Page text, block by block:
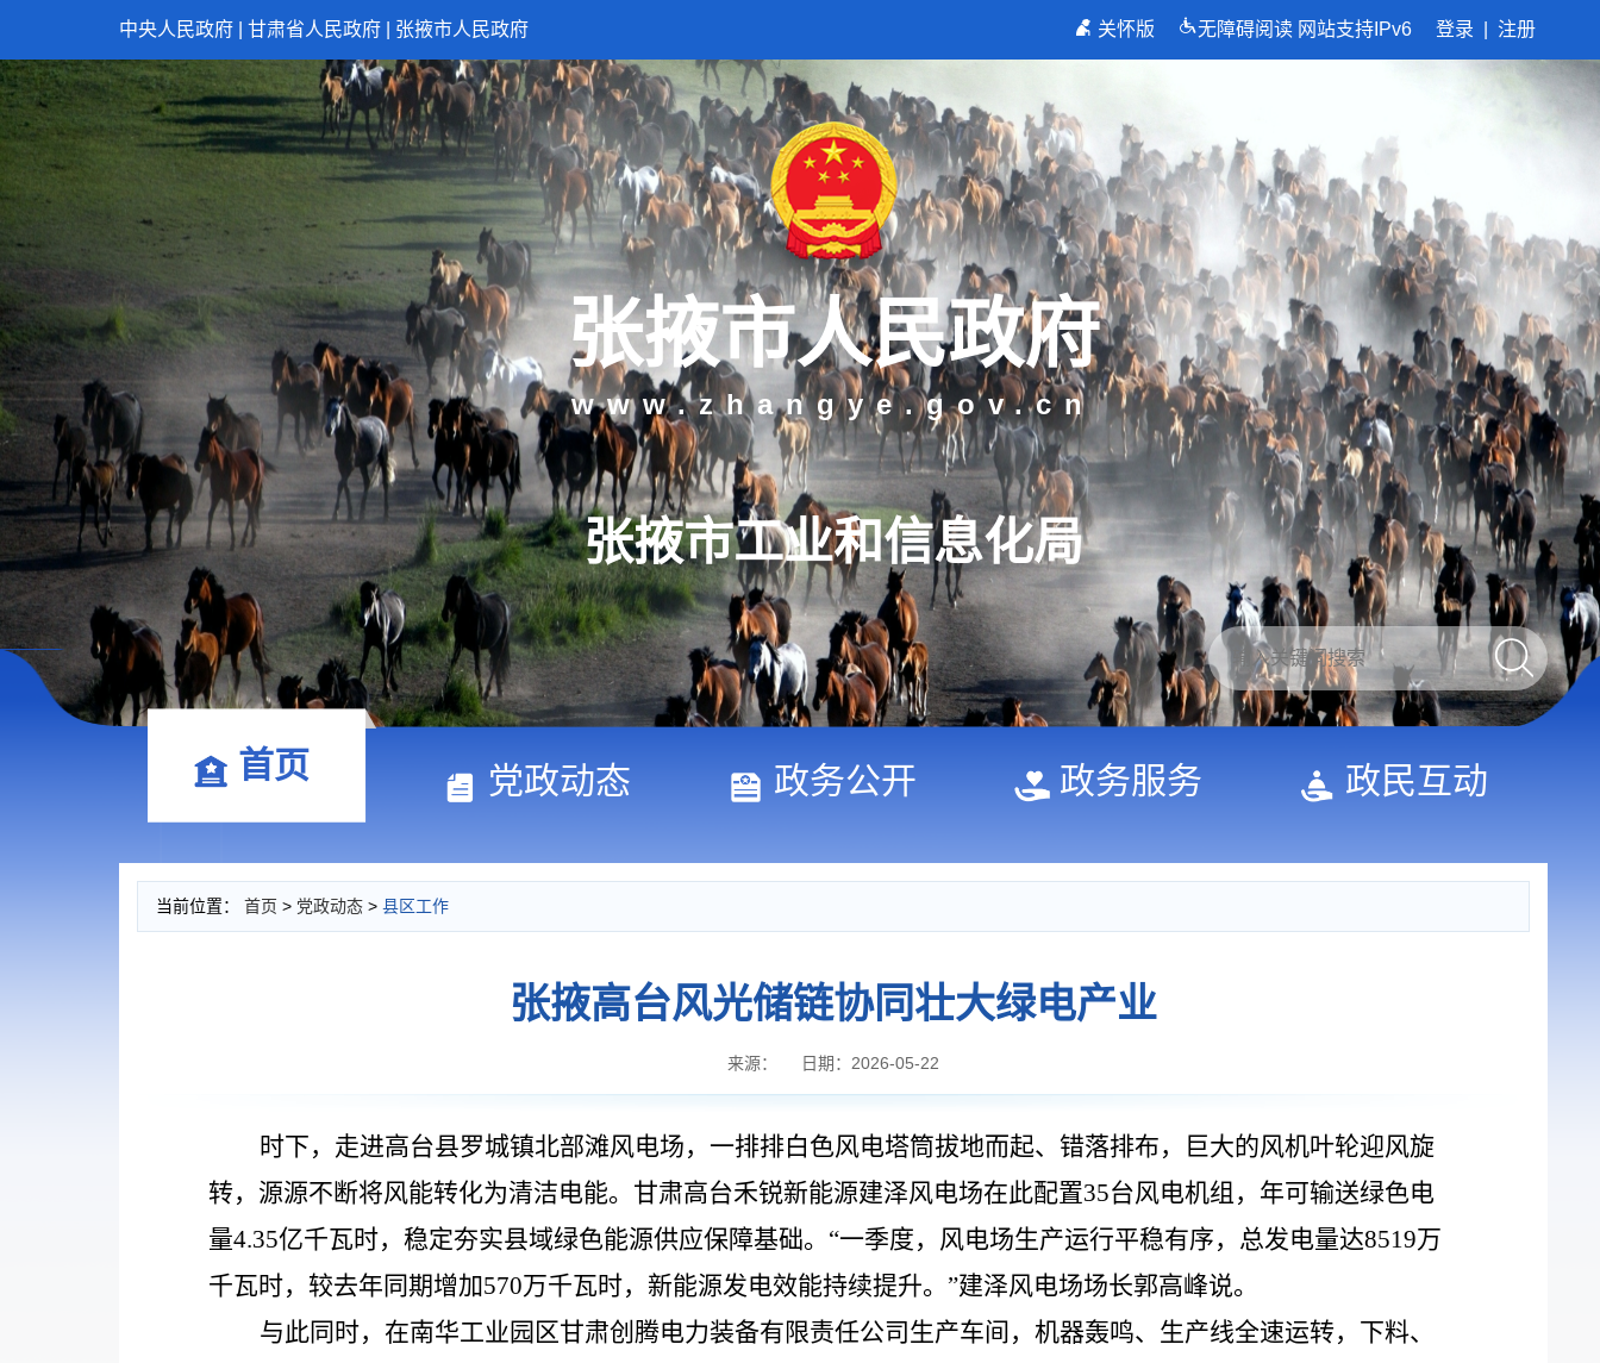
中央人民政府 甘肃省人民政府 张掖市人民政府 关怀版 无障碍阅读 网站支持IPv6 登录 注册
张掖市人民政府
www.zhangye.gov.cn
张掖市工业和信息化局
首页 党政动态 政务公开 政务服务 政民互动
当前位置： 首页 > 党政动态 > 县区工作
张掖高台风光储链协同壮大绿电产业
来源： 日期：2026-05-22
时下，走进高台县罗城镇北部滩风电场，一排排白色风电塔筒拔地而起、错落排布，巨大的风机叶轮迎风旋
转，源源不断将风能转化为清洁电能。甘肃高台禾锐新能源建泽风电场在此配置35台风电机组，年可输送绿色电
量4.35亿千瓦时，稳定夯实县域绿色能源供应保障基础。“一季度，风电场生产运行平稳有序，总发电量达8519万
千瓦时，较去年同期增加570万千瓦时，新能源发电效能持续提升。”建泽风电场场长郭高峰说。
与此同时，在南华工业园区甘肃创腾电力装备有限责任公司生产车间，机器轰鸣、生产线全速运转，下料、